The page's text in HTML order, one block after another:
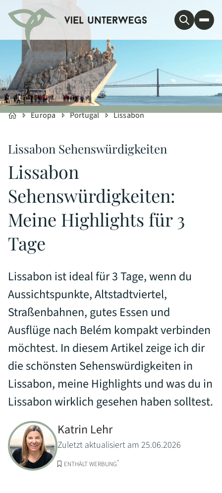
Europa Portugal Lissabon
Lissabon Sehenswürdigkeiten
Lissabon
Sehenswürdigkeiten:
Meine Highlights für 3
Tage
Lissabon ist ideal für 3 Tage, wenn du
Aussichtspunkte, Altstadtviertel,
Straßenbahnen, gutes Essen und
Ausflüge nach Belém kompakt verbinden
möchtest. In diesem Artikel zeige ich dir
die schönsten Sehenswürdigkeiten in
Lissabon, meine Highlights und was du in
Lissabon wirklich gesehen haben solltest.
Katrin Lehr
Zuletzt aktualisiert am 25.06.2026
ENTHÄLT WERBUNG*